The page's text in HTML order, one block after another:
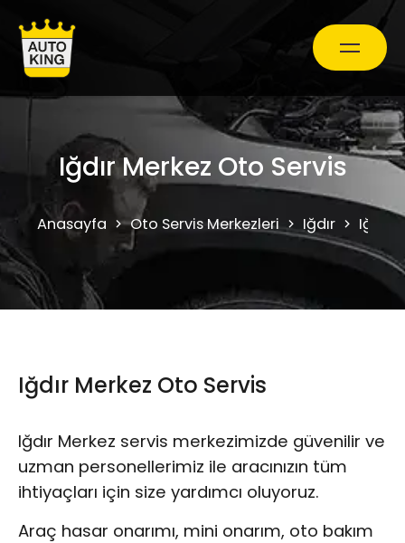
Araç Bakım ve Onarım
Oto Ekspertiz Hizmetleri
Kampanyalar
Randevu Al
Iğdır Merkez Oto Servis
Anasayfa Oto Servis Merkezleri Iğdır Iğdır
Iğdır Merkez Oto Servis
Iğdır Merkez servis merkezimizde güvenilir ve
uzman personellerimiz ile aracınızın tüm
ihtiyaçları için size yardımcı oluyoruz.
Araç hasar onarımı, mini onarım, oto bakım